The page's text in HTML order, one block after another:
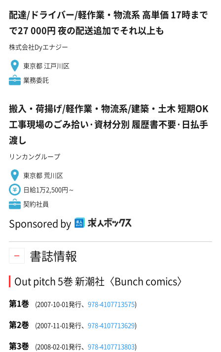
配達/ドライバー/軽作業・物流系 高単価 17時まで
で27 000円 夜の配送追加でそれ以上も
株式会社Dyエナジー
東京都 江戸川区
業務委託
搬入・荷揚げ/軽作業・物流系/建築・土木 短期OK
工事現場のごみ拾い·資材分別 履歴書不要·日払手
渡し
リンカングループ
東京都 荒川区
日給1万2,500円～
契約社員
Sponsored by
書誌情報
Out pitch 5巻 新潮社〈Bunch comics〉
第1巻 (2007-10-01発行、 978-4107713575)
第2巻 (2007-11-01発行、 978-4107713629)
第3巻 (2008-02-01発行、 978-4107713803)